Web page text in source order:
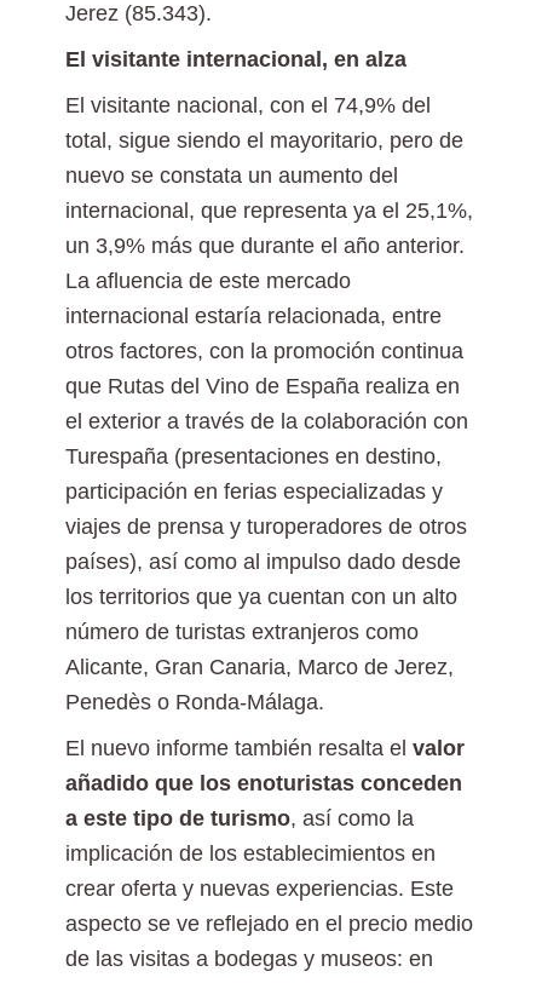
Jerez (85.343).
El visitante internacional, en alza
El visitante nacional, con el 74,9% del
total, sigue siendo el mayoritario, pero de
nuevo se constata un aumento del
internacional, que representa ya el 25,1%,
un 3,9% más que durante el año anterior.
La afluencia de este mercado
internacional estaría relacionada, entre
otros factores, con la promoción continua
que Rutas del Vino de España realiza en
el exterior a través de la colaboración con
Turespaña (presentaciones en destino,
participación en ferias especializadas y
viajes de prensa y turoperadores de otros
países), así como al impulso dado desde
los territorios que ya cuentan con un alto
número de turistas extranjeros como
Alicante, Gran Canaria, Marco de Jerez,
Penedès o Ronda-Málaga.
El nuevo informe también resalta el valor
añadido que los enoturistas conceden
a este tipo de turismo, así como la
implicación de los establecimientos en
crear oferta y nuevas experiencias. Este
aspecto se ve reflejado en el precio medio
de las visitas a bodegas y museos: en